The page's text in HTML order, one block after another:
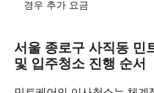
경우 추가 요금
서울 종로구 사직동 민
및 입주청소 진행 순서